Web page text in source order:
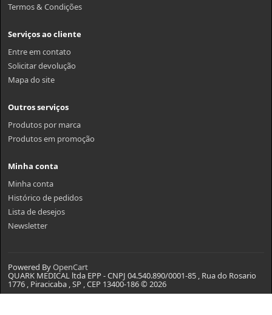
Termos & Condições
Serviços ao cliente
Entre em contato
Solicitar devolução
Mapa do site
Outros serviços
Produtos por marca
Produtos em promoção
Minha conta
Minha conta
Histórico de pedidos
Lista de desejos
Newsletter
Powered ByOpenCart
QUARK MEDICAL ltda EPP - CNPJ 04.540.890/0001-85 , Rua do Rosario
1776 , Piracicaba , SP , CEP 13400-186 © 2026